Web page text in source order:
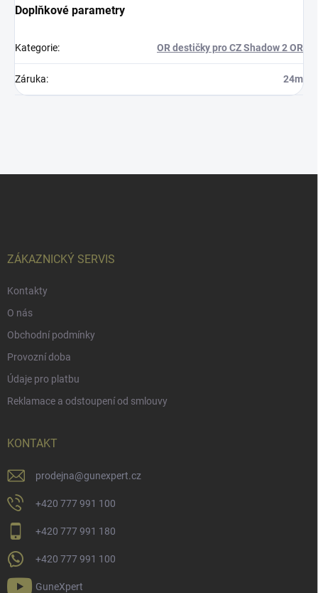
Doplňkové parametry
Kategorie: OR destičky pro CZ Shadow 2 OR
Záruka: 24m
ZÁKAZNICKÝ SERVIS
Kontakty
O nás
Obchodní podmínky
Provozní doba
Údaje pro platbu
Reklamace a odstoupení od smlouvy
KONTAKT
prodejna@gunexpert.cz
+420 777 991 100
+420 777 991 180
+420 777 991 100
GuneXpert